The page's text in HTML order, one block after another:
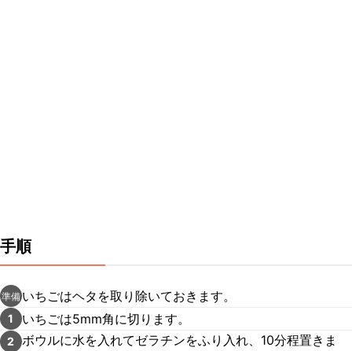
手順
準備 いちごはヘタを取り除いておきます。
1 いちごは5mm角に切ります。
2
ボウルに水を入れてゼラチンをふり入れ、10分程置きま